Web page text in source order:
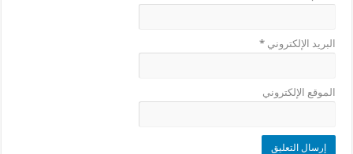
البريد الإلكتروني*
الموقع الإلكتروني